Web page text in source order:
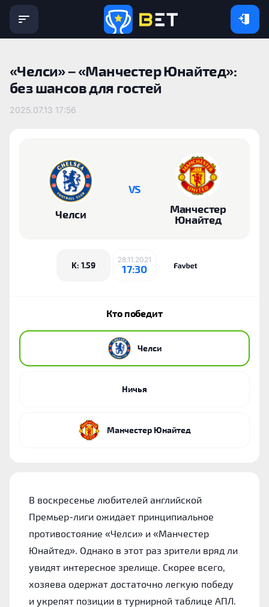
«Челси» – «Манчестер Юнайтед»:
без шансов для гостей
2025.07.13 17:56
Челси
VS
Манчестер
Юнайтед
K: 1.59
28.11.2021
17:30
Кто победит
Челси
Ничья
Манчестер Юнайтед
В воскресенье любителей английской
Премьер-лиги ожидает принципиальное
противостояние «Челси» и «Манчестер
Юнайтед». Однако в этот раз зрители вряд ли
увидят интересное зрелище. Скорее всего,
хозяева одержат достаточно легкую победу
и укрепят позиции в турнирной таблице АПЛ.